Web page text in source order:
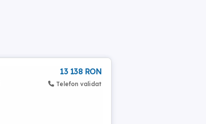
13 138 RON
Telefon validat